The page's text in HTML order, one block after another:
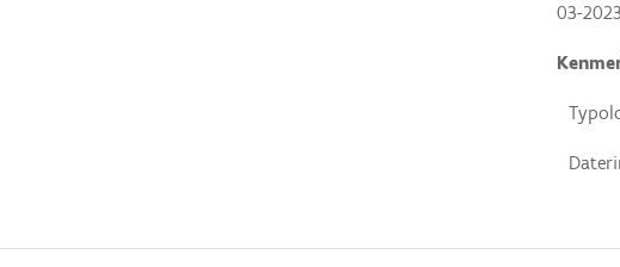
03-2023